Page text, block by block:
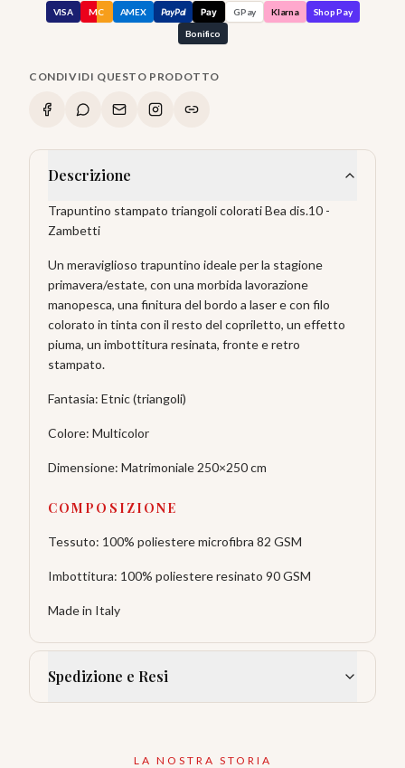
VISA MC AMEX PayPal Pay GPay Klarna
Shop Pay
Bonifico
CONDIVIDI QUESTO PRODOTTO
Descrizione
Trapuntino stampato triangoli colorati Bea dis.10 -
Zambetti
Un meraviglioso trapuntino ideale per la stagione
primavera/estate, con una morbida lavorazione
manopesca, una finitura del bordo a laser e con filo
colorato in tinta con il resto del copriletto, un effetto
piuma, un imbottitura resinata, fronte e retro
stampato.
Fantasia: Etnic (triangoli)
Colore: Multicolor
Dimensione: Matrimoniale 250×250 cm
COMPOSIZIONE
Tessuto: 100% poliestere microfibra 82 GSM
Imbottitura: 100% poliestere resinato 90 GSM
Made in Italy
Spedizione e Resi
LA NOSTRA STORIA